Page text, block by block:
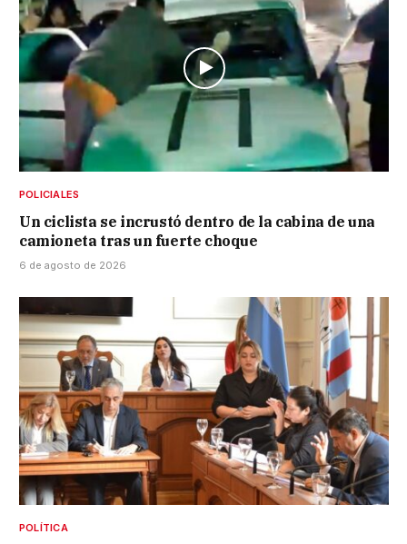
POLICIALES
Un ciclista se incrustó dentro de la cabina de una
camioneta tras un fuerte choque
6 de agosto de 2026
POLÍTICA